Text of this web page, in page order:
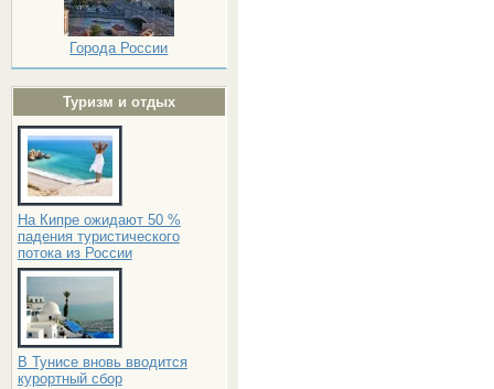
Города России
Туризм и отдых
На Кипре ожидают 50 %
падения туристического
потока из России
В Тунисе вновь вводится
курортный сбор